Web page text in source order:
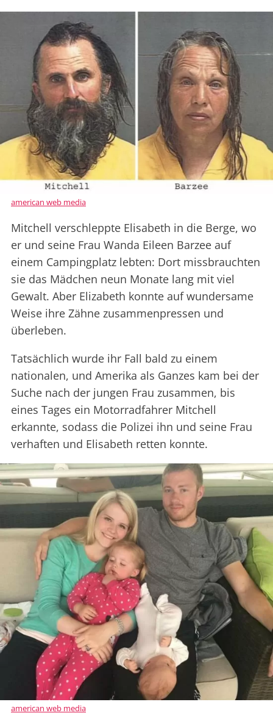
american web media
Mitchell verschleppte Elisabeth in die Berge, wo
er und seine Frau Wanda Eileen Barzee auf
einem Campingplatz lebten: Dort missbrauchten
sie das Mädchen neun Monate lang mit viel
Gewalt. Aber Elizabeth konnte auf wundersame
Weise ihre Zähne zusammenpressen und
überleben.
Tatsächlich wurde ihr Fall bald zu einem
nationalen, und Amerika als Ganzes kam bei der
Suche nach der jungen Frau zusammen, bis
eines Tages ein Motorradfahrer Mitchell
erkannte, sodass die Polizei ihn und seine Frau
verhaften und Elisabeth retten konnte.
american web media